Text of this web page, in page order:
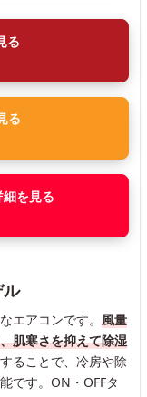
る
る
を見る
エアコンです。 風量
肌寒さを抑えて除湿
ることで、冷房や除
です。ON・OFFタ